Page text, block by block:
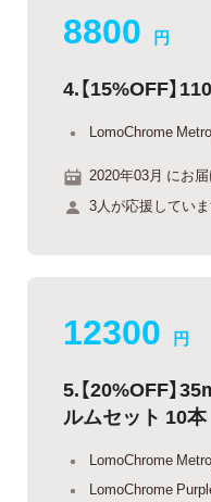
8800 円
4.【15%OFF】
LomoChrome
2020年03月 にお届
3人が応援していま
12300 円
5.【20%OFF】
ルムセット 10本
LomoChrome
LomoChrome